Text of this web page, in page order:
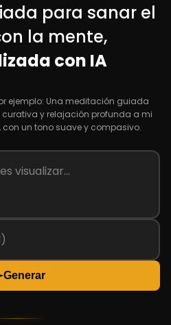
para sanar el
la mente,
con IA
ejemplo: Una meditación guiada
y relajación profunda a mi
un tono suave y compasivo.
Generar